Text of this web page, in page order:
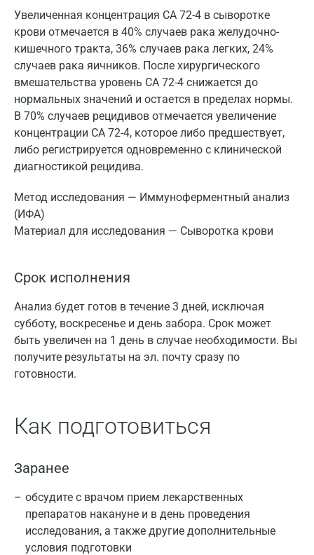
Увеличенная концентрация CA 72-4 в сыворотке
крови отмечается в 40% случаев рака желудочно-
кишечного тракта, 36% случаев рака легких, 24%
случаев рака яичников. После хирургического
вмешательства уровень СА 72-4 снижается до
нормальных значений и остается в пределах нормы.
В 70% случаев рецидивов отмечается увеличение
концентрации СА 72-4, которое либо предшествует,
либо регистрируется одновременно с клинической
диагностикой рецидива.
Метод исследования — Иммуноферментный анализ
(ИФА)
Материал для исследования — Сыворотка крови
Срок исполнения
Анализ будет готов в течение 3 дней, исключая
субботу, воскресенье и день забора. Срок может
быть увеличен на 1 день в случае необходимости. Вы
получите результаты на эл. почту сразу по
готовности.
Как подготовиться
Заранее
обсудите с врачом прием лекарственных
препаратов накануне и в день проведения
исследования, а также другие дополнительные
условия подготовки